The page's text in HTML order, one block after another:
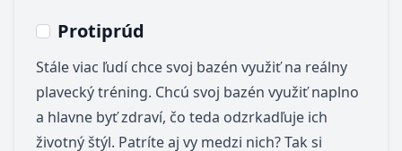
Protiprúd
Stále viac ľudí chce svoj bazén využiť na reálny
plavecký tréning. Chcú svoj bazén využiť naplno
a hlavne byť zdraví, čo teda odzrkadľuje ich
životný štýl. Patríte aj vy medzi nich? Tak si